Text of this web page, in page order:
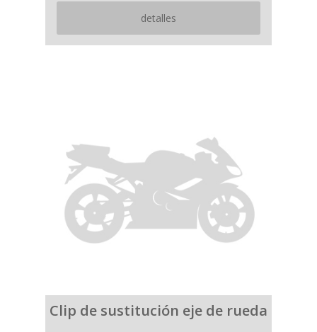
detalles
Clip de sustitución eje de rueda